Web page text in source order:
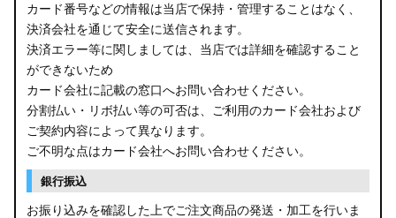
カード番号などの情報は当店で保持・管理することはなく、
決済会社を通じて安全に送信されます。
決済エラー等に関しましては、当店では詳細を確認すること
ができないため
カード会社に記載の窓口へお問い合わせください。
分割払い・リボ払い等の可否は、ご利用のカード会社および
ご契約内容によって異なります。
ご不明な点はカード会社へお問い合わせください。
銀行振込
お振り込みを確認した上でご注文商品の発送・加工を行いま